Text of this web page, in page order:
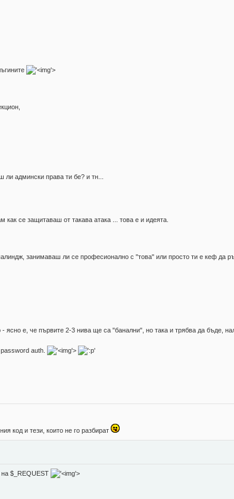
'>
админски права ти бе? и тн...
как се защитаваш от такава атака ... това е и идеята.
занимаваш ли се професионално с "това" или просто ти е кеф да
ясно е, че първите 2-3 нива ще са "банални", но така и трябва да бъде,
auth. '>
код и тези, които не го разбират
$_REQUEST
'>